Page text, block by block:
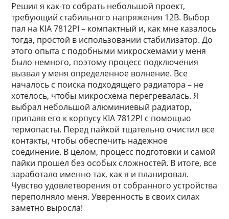
Решил я как-то собрать небольшой проект,
требующий стабильного напряжения 12В. Выбор
пал на KIA 7812PI – компактный и, как мне казалось
тогда, простой в использовании стабилизатор. До
этого опыта с подобными микросхемами у меня
было немного, поэтому процесс подключения
вызвал у меня определенное волнение. Все
началось с поиска подходящего радиатора – не
хотелось, чтобы микросхема перегревалась. Я
выбрал небольшой алюминиевый радиатор,
припаяв его к корпусу KIA 7812PI с помощью
термопасты. Перед пайкой тщательно очистил все
контакты, чтобы обеспечить надежное
соединение. В целом, процесс подготовки и самой
пайки прошел без особых сложностей. В итоге, все
заработало именно так, как я и планировал.
Чувство удовлетворения от собранного устройства
переполняло меня. Уверенность в своих силах
заметно выросла!